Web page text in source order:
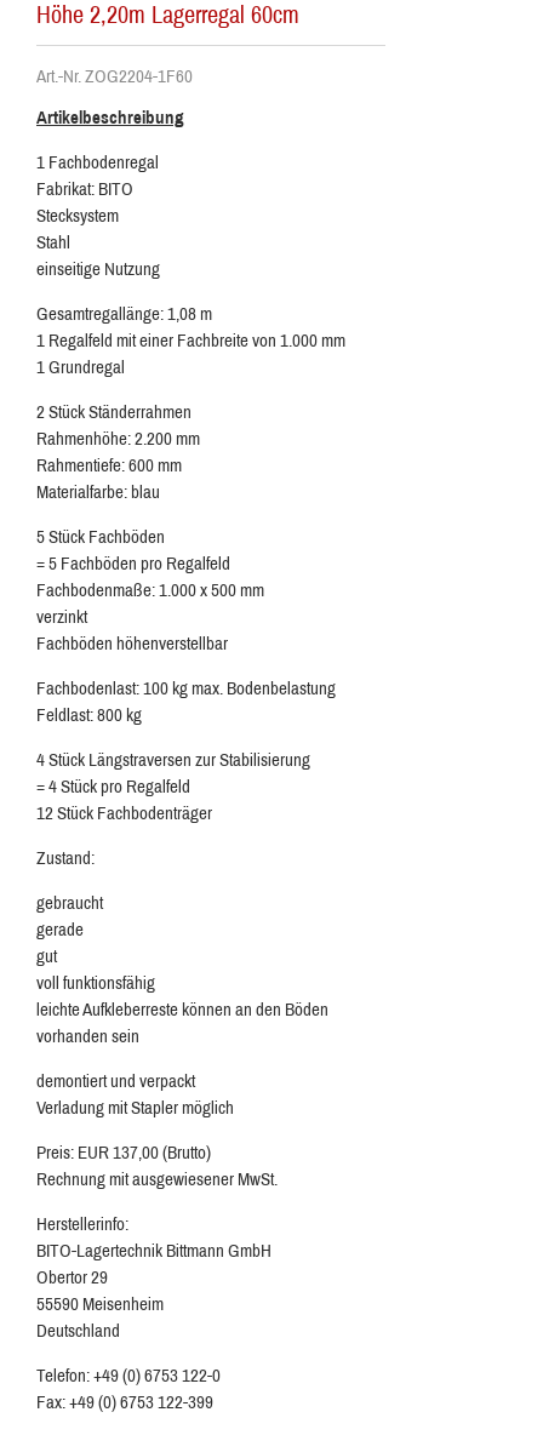
Höhe 2,20m Lagerregal 60cm
Art.-Nr. ZOG2204-1F60
Artikelbeschreibung
1 Fachbodenregal
Fabrikat: BITO
Stecksystem
Stahl
einseitige Nutzung
Gesamtregallänge: 1,08 m
1 Regalfeld mit einer Fachbreite von 1.000 mm
1 Grundregal
2 Stück Ständerrahmen
Rahmenhöhe: 2.200 mm
Rahmentiefe: 600 mm
Materialfarbe: blau
5 Stück Fachböden
= 5 Fachböden pro Regalfeld
Fachbodenmaße: 1.000 x 500 mm
verzinkt
Fachböden höhenverstellbar
Fachbodenlast: 100 kg max. Bodenbelastung
Feldlast: 800 kg
4 Stück Längstraversen zur Stabilisierung
= 4 Stück pro Regalfeld
12 Stück Fachbodenträger
Zustand:
gebraucht
gerade
gut
voll funktionsfähig
leichte Aufkleberreste können an den Böden
vorhanden sein
demontiert und verpackt
Verladung mit Stapler möglich
Preis: EUR 137,00 (Brutto)
Rechnung mit ausgewiesener MwSt.
Herstellerinfo:
BITO-Lagertechnik Bittmann GmbH
Obertor 29
55590 Meisenheim
Deutschland
Telefon: +49 (0) 6753 122-0
Fax: +49 (0) 6753 122-399